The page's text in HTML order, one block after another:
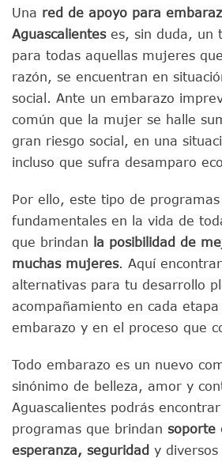
Una red de apoyo para
Aguascalienteses, sin duda, un
para todas aquellas mujeres
razón, se encuentran en
social. Ante un embarazo
común que la mujer se halle
gran riesgo social, en una
incluso que sufra desamparo
Por ello, este tipo de programas
fundamentales en la vida de
que brindan la posibilidad de
muchas mujeres. Aquí
alternativas para tu desarrollo
acompañamiento en cada
embarazo y en el proceso que
Todo embarazo es un nuevo
sinónimo de belleza, amor y
Aguascalientes podrás
programas que brindan soporte
esperanza, seguridad y